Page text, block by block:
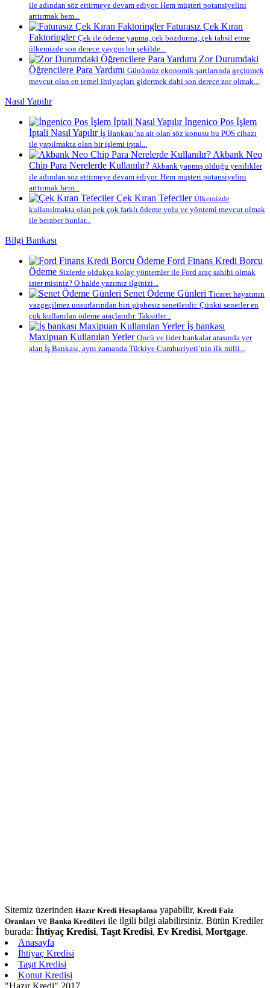
ile adından söz ettirmeye devam ediyor. Hem müşteri potansiyelini
arttırmak hem...
Faturasız Çek Kıran
Faktoringler Çek ile ödeme yapma, çek bozdurma, çek tahsil etme
ülkemizde son derece yaygın bir şekilde...
Zor Durumdaki
Öğrencilere Para Yardımı Günümüz ekonomik şartlarında geçinmek
mevcut olan en temel ihtiyaçları gidermek dahi son derece zor olmak...
Nasıl Yapılır
İngenico Pos İşlem
İptali Nasıl Yapılır İş Bankası’na ait olan söz konusu bu POS cihazı
ile yapılmakta olan bir işlemi iptal...
Akbank Neo
Chip Para Nerelerde Kullanılır? Akbank yapmış olduğu yenilikler
ile adından söz ettirmeye devam ediyor. Hem müşteri potansiyelini
arttırmak hem...
Çek Kıran Tefeciler Ülkemizde
kullanılmakta olan pek çok farklı ödeme yolu ve yöntemi mevcut olmak
ile beraber bunlar...
Bilgi Bankası
Ford Finans Kredi Borcu
Ödeme Sizlerde oldukça kolay yöntemler ile Ford araç sahibi olmak
ister misiniz? O halde yazımız ilginizi...
Senet Ödeme Günleri Ticaret hayatının
vazgeçilmez unsurlarından biri şüphesiz senetlerdir. Çünkü senetler en
çok kullanılan ödeme araçlarıdır. Taksitler...
İş bankası
Maxipuan Kullanılan Yerler Öncü ve lider bankalar arasında yer
alan İş Bankası, aynı zamanda Türkiye Cumhuriyeti’nin ilk milli...
Sitemiz üzerinden Hazır Kredi Hesaplama yapabilir, Kredi Faiz
Oranları ve Banka Kredileri ile ilgili bilgi alabilirsiniz. Bütün Krediler
burada: İhtiyaç Kredisi, Taşıt Kredisi, Ev Kredisi, Mortgage.
Anasayfa
İhtiyaç Kredisi
Taşıt Kredisi
Konut Kredisi